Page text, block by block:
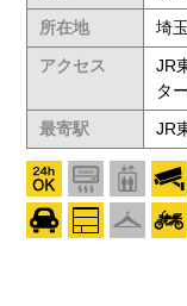
所在地
埼
アクセス
JR
タ
最寄駅
JR